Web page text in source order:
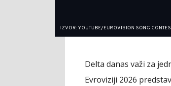
IZVOR: YOUTUBE/EUROVISION SONG
Delta danas važi za
Evroviziji 2026